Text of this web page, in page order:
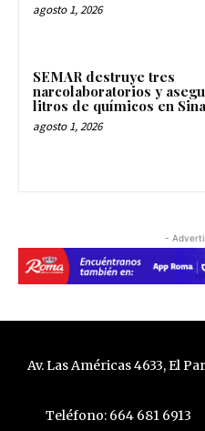
agosto 1, 2026
SEMAR destruye tres
narcolaboratorios y
litros de químicos en
agosto 1, 2026
-
Av. Las Américas 4633, El
Teléfono: 664 681 6913